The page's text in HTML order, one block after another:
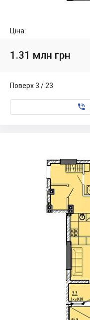
Ціна:
1.31 млн грн
Поверх 3 / 23
